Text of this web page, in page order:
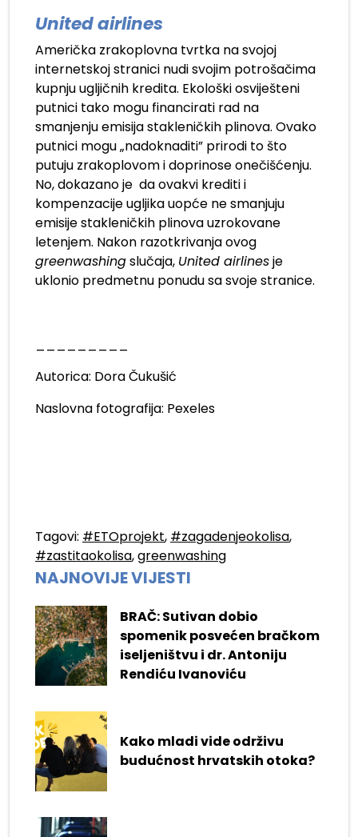
United airlines
Američka zrakoplovna tvrtka na svojoj
internetskoj stranici nudi svojim potrošačima
kupnju ugljičnih kredita. Ekološki osviješteni
putnici tako mogu financirati rad na
smanjenju emisija stakleničkih plinova. Ovako
putnici mogu „nadoknaditi” prirodi to što
putuju zrakoplovom i doprinose onečišćenju.
No, dokazano je da ovakvi krediti i
kompenzacije ugljika uopće ne smanjuju
emisije stakleničkih plinova uzrokovane
letenjem. Nakon razotkrivanja ovog
greenwashingslučaja, United airlinesje
uklonio predmetnu ponudu sa svoje stranice.
Autorica: Dora Čukušić
Naslovna fotografija: Pexeles
Tagovi: #ETOprojekt, #zagadenjeokolisa,
#zastitaokolisa,greenwashing
NAJNOVIJE VIJESTI
BRAČ: Sutivan dobio
spomenik posvećen bračkom
iseljeništvu i dr. Antoniju
Rendiću Ivanoviću
Kako mladi vide održivu
budućnost hrvatskih otoka?